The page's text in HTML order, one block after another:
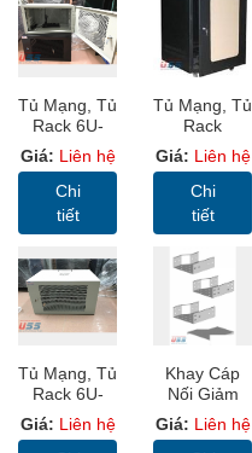
Tủ Mạng, Tủ
Rack 6U-
D600 – USS
Rack Màu
Ghi Có Bánh
Xe Để Sàn
Giá: Liên hệ
Chi
tiết
Tủ Mạng, Tủ
Rack
SYSTEM
CABINET
12U-D600 -
USS Rack
Giá: Liên hệ
Chi
tiết
Tủ Mạng, Tủ
Rack 6U-
D600 – USS
Rack Màu
Giá: Liên hệ
Khay Cáp
Nối Giảm
Bên Trái,
Khay Cáp
Giá: Liên hệ